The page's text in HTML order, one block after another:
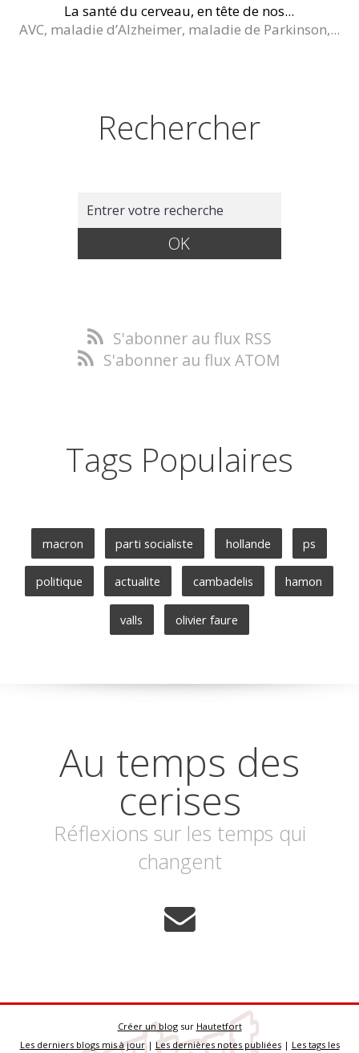
La santé du cerveau, en tête de nos...
AVC, maladie d’Alzheimer, maladie de Parkinson,...
Rechercher
S'abonner au flux RSS
S'abonner au flux ATOM
Tags Populaires
macron parti socialiste hollande ps
politique actualite cambadelis hamon
valls olivier faure
Au temps des
cerises
Réflexions sur les temps qui
changent
Créer un blogsur Hautetfort
Les derniers blogs mis à jour| Les dernières notes publiées| Les tags les